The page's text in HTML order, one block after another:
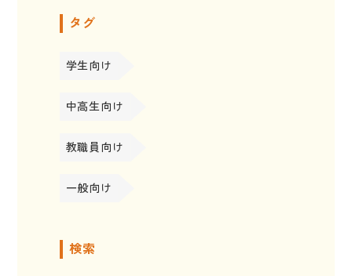
タグ
学生向け
中高生向け
教職員向け
一般向け
検索